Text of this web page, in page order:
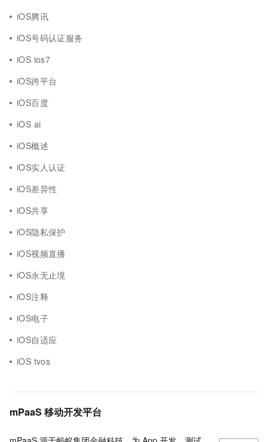
iOS腾讯
iOS号码认证服务
iOS ios7
iOS跨平台
iOS百度
iOS ai
iOS概述
iOS实人认证
iOS差异性
iOS共享
iOS隐私保护
iOS视频直播
iOS永无止境
iOS注释
iOS电子
iOS自适应
iOS tvos
mPaaS 移动开发平台